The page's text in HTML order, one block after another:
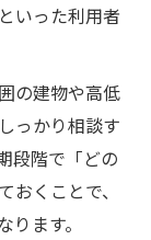
いった利用者
の建物や高低
っかり相談す
段階で「どの
くことで、
ます。